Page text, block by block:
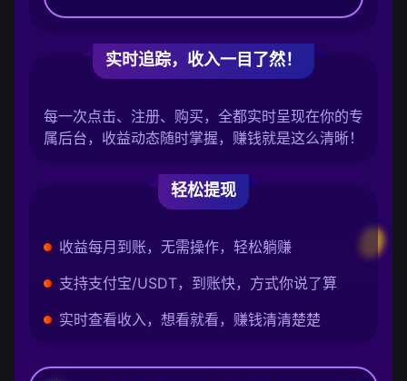
实时追踪，收入一目了然！
每一次点击、注册、购买，全都实时呈现在你的专
属后台，收益动态随时掌握，赚钱就是这么清晰！
轻松提现
收益每月到账，无需操作，轻松躺赚
支持支付宝/USDT，到账快，方式你说了算
实时查看收入，想看就看，赚钱清清楚楚